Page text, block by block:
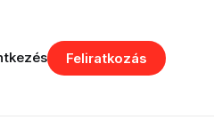
Feliratkozás